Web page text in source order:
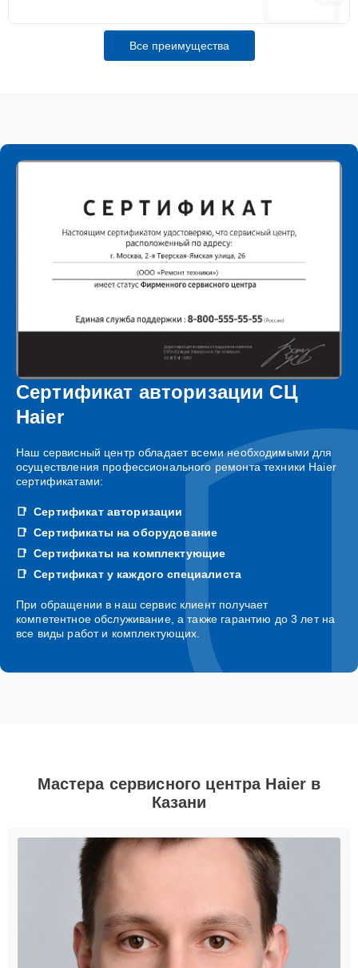
Все преимущества
Сертификат авторизации СЦ
Haier
Наш сервисный центр обладает всеми необходимыми для
осуществления профессионального ремонта техники Haier
сертификатами:
Сертификат авторизации
Сертификаты на оборудование
Сертификаты на комплектующие
Сертификат у каждого специалиста
При обращении в наш сервис клиент получает
компетентное обслуживание, а также гарантию до 3 лет на
все виды работ и комплектующих.
Мастера сервисного центра Haier в
Казани